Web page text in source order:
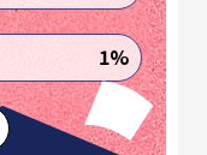
1%